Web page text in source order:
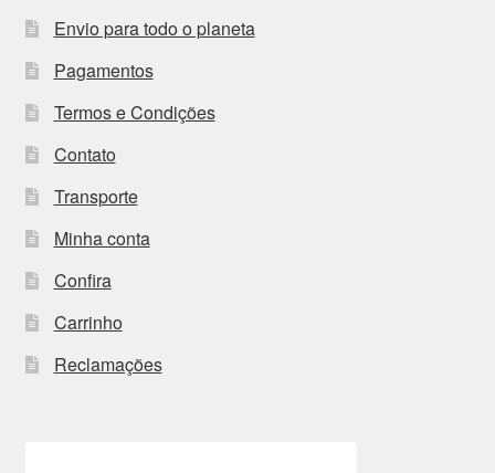
Envio para todo o planeta
Pagamentos
Termos e Condições
Contato
Transporte
Minha conta
Confira
Carrinho
Reclamações